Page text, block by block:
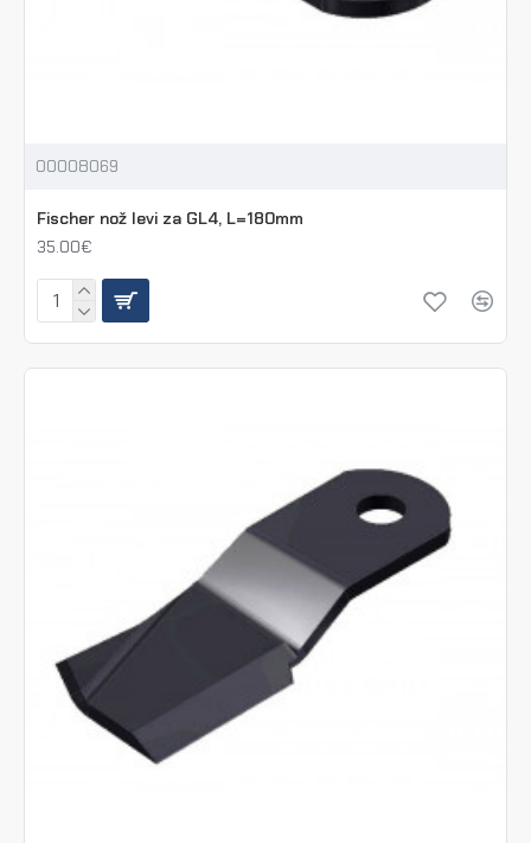
00008069
Fischer nož levi za GL4, L=180mm
35.00€